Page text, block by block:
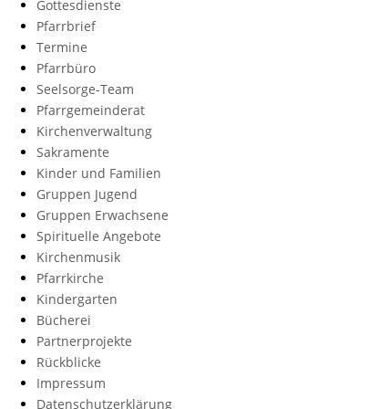
Gottesdienste
Pfarrbrief
Termine
Pfarrbüro
Seelsorge-Team
Pfarrgemeinderat
Kirchenverwaltung
Sakramente
Kinder und Familien
Gruppen Jugend
Gruppen Erwachsene
Spirituelle Angebote
Kirchenmusik
Pfarrkirche
Kindergarten
Bücherei
Partnerprojekte
Rückblicke
Impressum
Datenschutzerklärung